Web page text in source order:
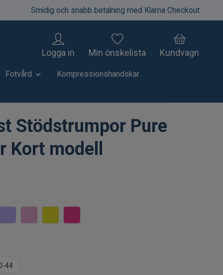
Smidig och snabb betalning med Klarna Checkout
Logga in Min önskelista Kundvagn
Fotvård Kompressionshandskar
Stödstrumpor Pure
Kort modell
44